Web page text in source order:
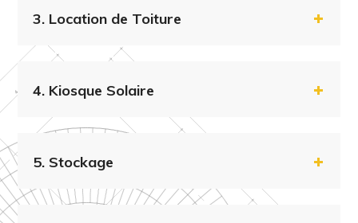
3. Location de Toiture
4. Kiosque Solaire
5. Stockage